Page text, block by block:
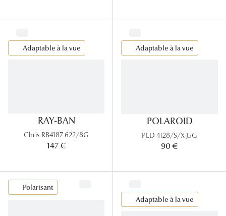
Adaptable à la vue
RAY-BAN
Chris RB4187 622/8G
147 €
Adaptable à la vue
POLAROID
PLD 4128/S/X J5G
90 €
Polarisant
Adaptable à la vue